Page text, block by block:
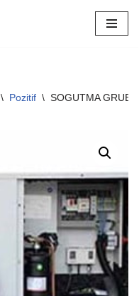
\ Pozitif \ SOGUTMA